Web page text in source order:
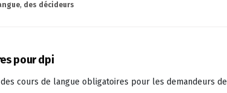
, des décideurs
pour dpi
cours de langue obligatoires pour les demandeurs de